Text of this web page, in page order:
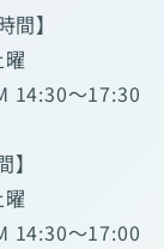
間】
14:30～17:30
】
14:30～17:00